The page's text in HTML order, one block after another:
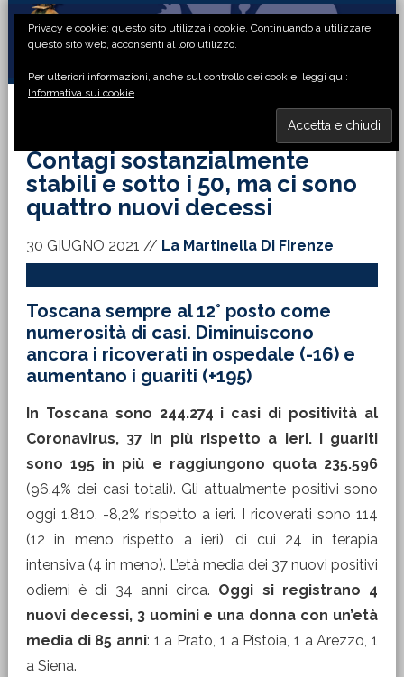
Passa
primaria
Passa
principale
Passa
laterale
Passa
di
Contagi sostanzialmente
stabili e sotto i 50, ma ci sono
quattro nuovi decessi
30 GIUGNO 2021 // La Martinella Di Firenze
Toscana sempre al 12° posto come
numerosità di casi. Diminuiscono
ancora i ricoverati in ospedale (-16) e
aumentano i guariti (+195)
In Toscana sono 244.274 i casi di positività al
Coronavirus, 37 in più rispetto a ieri. I guariti
sono 195 in più e raggiungono quota 235.596
(96,4% dei casi totali). Gli attualmente positivi sono
oggi 1.810, -8,2% rispetto a ieri. I ricoverati sono 114
(12 in meno rispetto a ieri), di cui 24 in terapia
intensiva (4 in meno). L’età media dei 37 nuovi positivi
odierni è di 34 anni circa. Oggi si registrano 4
nuovi decessi, 3 uomini e una donna con un’età
media di 85 anni: 1 a Prato, 1 a Pistoia, 1 a Arezzo, 1
a Siena.
Privacy e cookie: questo sito utilizza i cookie. Continuando a utilizzare
questo sito web, acconsenti al loro utilizzo.
Per ulteriori informazioni, anche sul controllo dei cookie, leggi qui:
Informativa sui cookie